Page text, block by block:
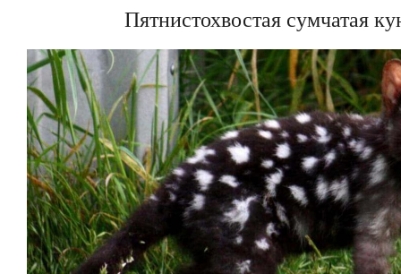
Пятнистохвостая сумчатая